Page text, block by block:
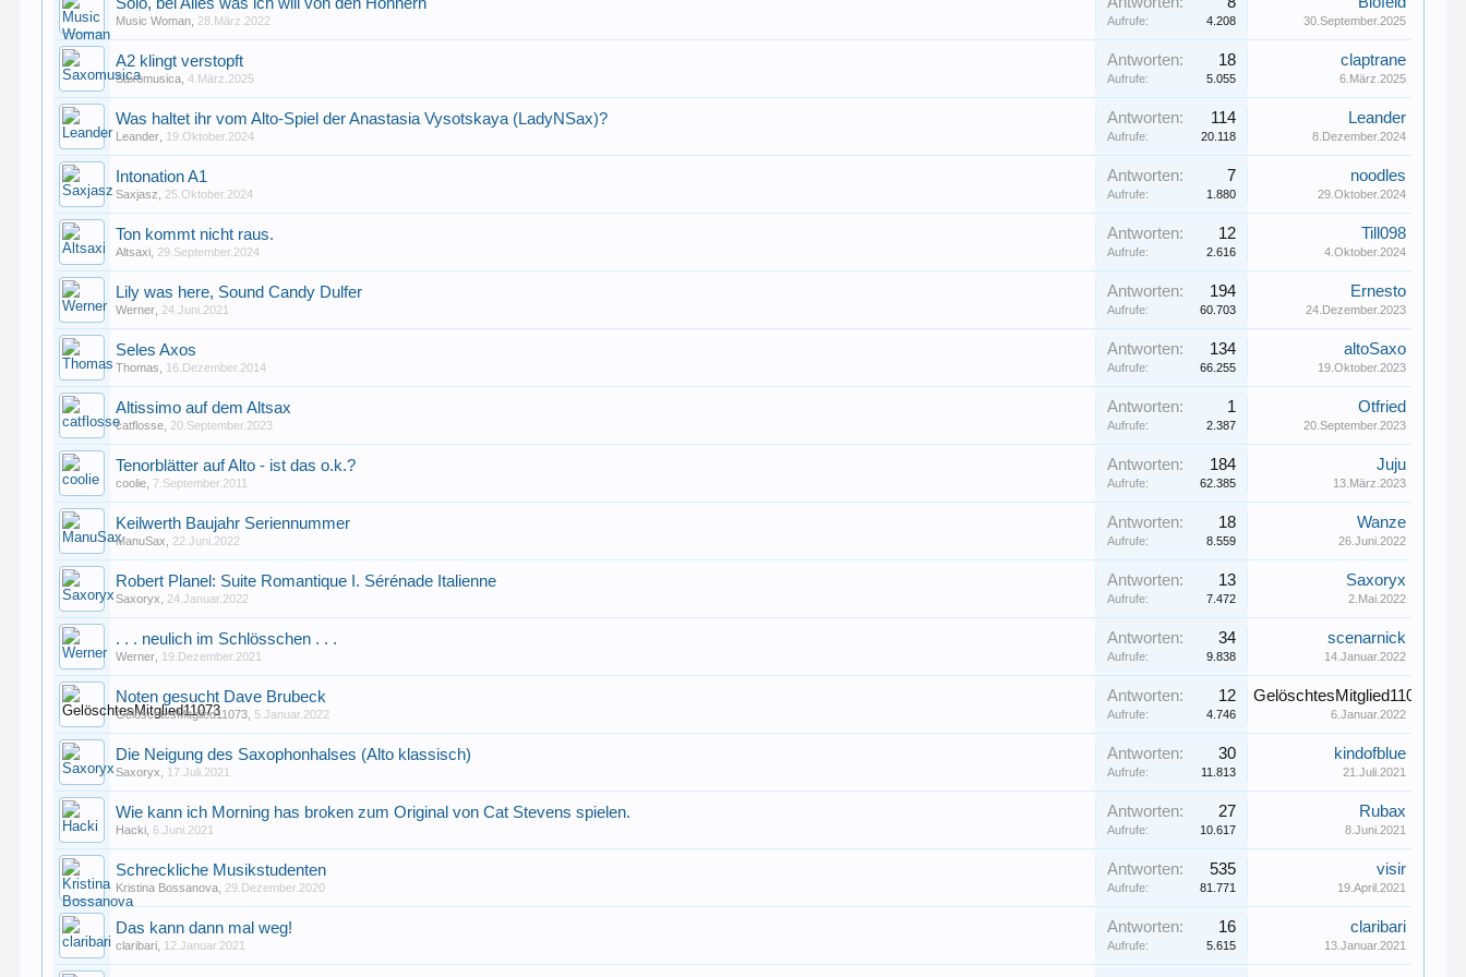
Music Woman 28.März.2022 Aufrufe: 4.208 30.September.2025
A2 klingt verstopft
Saxomusica ,4.März.2025
Antworten: 18
Aufrufe: 5.055
claptrane
6.März.2025
Was haltet ihr vom Alto-Spiel der Anastasia Vysotskaya (LadyNSax)?
Leander 19.Oktober.2024
Antworten: 114
Aufrufe: 20.118
Leander
8.Dezember.2024
Intonation A1
Saxjasz 25.Oktober.2024
Antworten: 7
Aufrufe: 1.880
noodles
29.Oktober.2024
Ton kommt nicht raus.
Altsaxi 29.September.2024
Antworten: 12
Aufrufe: 2.616
Till098
4.Oktober.2024
Lily was here, Sound Candy Dulfer
Werner 24.Juni.2021
Antworten: 194
Aufrufe: 60.703
Ernesto
24.Dezember.2023
Seles Axos
Thomas 16.Dezember.2014
Antworten: 134
Aufrufe: 66.255
altoSaxo
19.Oktober.2023
Altissimo auf dem Altsax
catflosse 20.September.2023
Antworten: 1
Aufrufe: 2.387
Otfried
20.September.2023
Tenorblätter auf Alto - ist das o.k.?
coolie 7.September.2011
Antworten: 184
Aufrufe: 62.385
Juju
13.März.2023
Keilwerth Baujahr Seriennummer
ManuSax 22.Juni.2022
Antworten: 18
Aufrufe: 8.559
Wanze
26.Juni.2022
Robert Planel: Suite Romantique I. Sérénade Italienne
Saxoryx 24.Januar.2022
Antworten: 13
Aufrufe: 7.472
Saxoryx
2.Mai.2022
. . . neulich im Schlösschen . . .
Werner 19.Dezember.2021
Antworten: 34
Aufrufe: 9.838
scenarnick
14.Januar.2022
Noten gesucht Dave Brubeck
GelöschtesMitglied11073 5.Januar.2022
Antworten: 12
Aufrufe: 4.746
GelöschtesMitglied11073
6.Januar.2022
Die Neigung des Saxophonhalses (Alto klassisch)
Saxoryx 17.Juli.2021
Antworten: 30
Aufrufe: 11.813
kindofblue
21.Juli.2021
Wie kann ich Morning has broken zum Original von Cat Stevens spielen.
Hacki 6.Juni.2021
Antworten: 27
Aufrufe: 10.617
Rubax
8.Juni.2021
Schreckliche Musikstudenten
Kristina Bossanova 29.Dezember.2020
Antworten: 535
Aufrufe: 81.771
visir
19.April.2021
Das kann dann mal weg!
claribari 12.Januar.2021
Antworten: 16
Aufrufe: 5.615
claribari
13.Januar.2021